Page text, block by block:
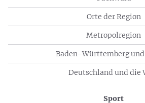
Orte der Region
Metropolregion
Baden-Württemberg und
Deutschland und die
Sport